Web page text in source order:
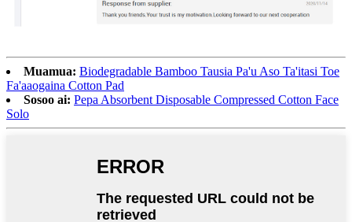
Muamua: Biodegradable Bamboo Tausia Pa'u Aso Ta'itasi Toe
Fa'aaogaina Cotton Pad
Sosoo ai: Pepa Absorbent Disposable Compressed Cotton Face
Solo